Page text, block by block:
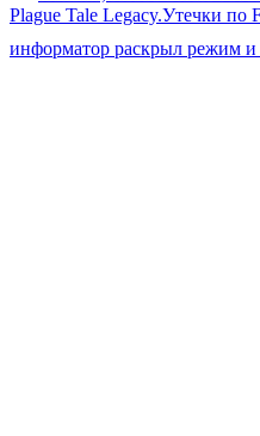
Plague Tale Legacy.Утечки по
информатор раскрыл режим и